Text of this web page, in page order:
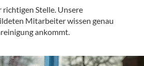
richtigen Stelle. Unsere
Mitarbeiter wissen genau
ankommt.